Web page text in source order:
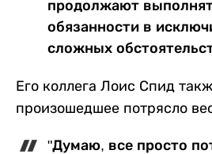
продолжают
обязанности в
сложных
Его коллега Лоис Спид
произошедшее потрясло
"Думаю, все просто